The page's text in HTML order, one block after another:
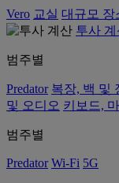
Vero 교실 대규모 장
투사
범주별
Predator 복장, 백 및
및 오디오 키보드,
범주별
Predator Wi-Fi 5G